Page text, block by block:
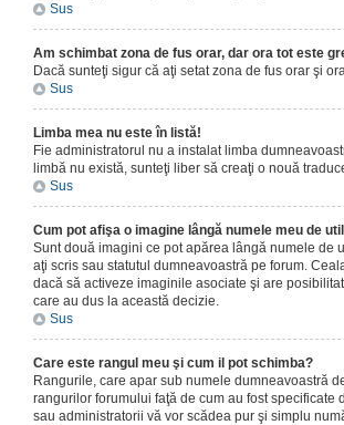
Sus
Am schimbat zona de fus orar, dar ora tot este
Dacă sunteţi sigur că aţi setat zona de fus orar şi
Sus
Limba mea nu este în listă!
Fie administratorul nu a instalat limba
limbă nu există, sunteţi liber să creaţi o nouă
Sus
Cum pot afişa o imagine lângă numele meu de
Sunt două imagini ce pot apărea lângă numele de
aţi scris sau statutul dumneavoastră pe forum.
dacă să activeze imaginile asociate şi are
care au dus la această decizie.
Sus
Care este rangul meu şi cum il pot schimba?
Rangurile, care apar sub numele dumneavoastră
rangurilor forumului faţă de cum au fost
sau administratorii vă vor scădea pur şi simplu